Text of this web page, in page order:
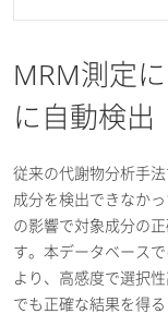
MRM測定
に自動検出
従来の代謝物分析手
成分を検出できなか
の影響で対象成分の
す。本データベース
より、高感度で選択
でも正確な結果を得